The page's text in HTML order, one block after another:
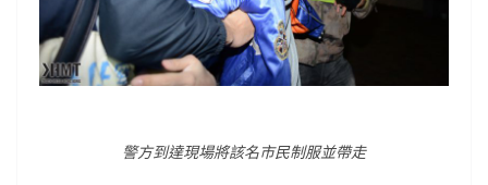
警方到達現場將該名市民制服並帶走